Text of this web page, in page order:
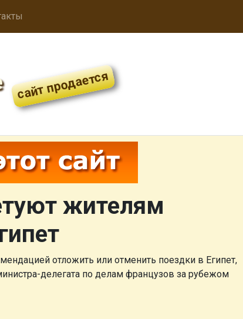
жителям
отложить или отменить поездки в Египет,
делегата по делам французов за рубежом